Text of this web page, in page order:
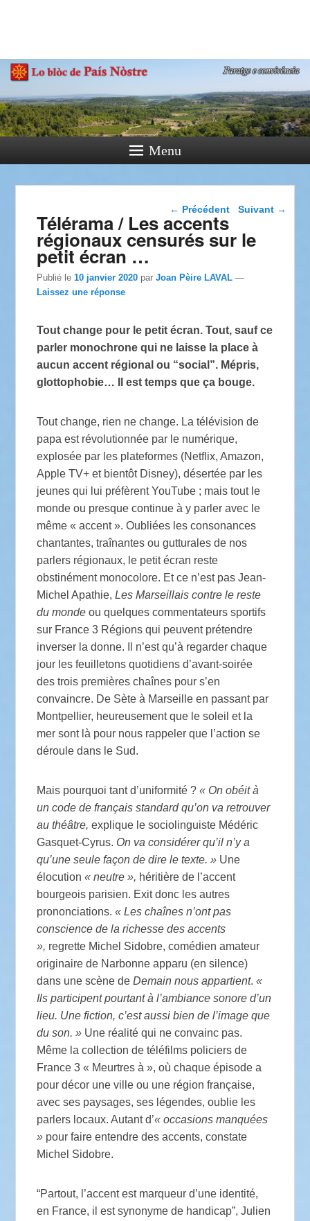
Paratge e Convivència
Menu
Navigation dans les
← Précédent Suivant →
Télérama / Les accents
régionaux censurés sur le
petit écran …
Publié le10 janvier 2020 parJoan Pèire LAVAL —
Laissez une réponse
Tout change pour le petit écran. Tout, sauf ce
parler monochrone qui ne laisse la place à
aucun accent régional ou “social”. Mépris,
glottophobie… Il est temps que ça bouge.
Tout change, rien ne change. La télévision de
papa est révolutionnée par le numérique,
explosée par les plateformes (Netflix, Amazon,
Apple TV+ et bientôt Disney), désertée par les
jeunes qui lui préfèrent YouTube ; mais tout le
monde ou presque continue à y parler avec le
même « accent ». Oubliées les consonances
chantantes, traînantes ou gutturales de nos
parlers régionaux, le petit écran reste
obstinément monocolore. Et ce n’est pas Jean-
Michel Apathie,Les Marseillais contre le reste
du monde ou quelques commentateurs sportifs
sur France 3 Régions qui peuvent prétendre
inverser la donne. Il n’est qu’à regarder chaque
jour les feuilletons quotidiens d’avant-soirée
des trois premières chaînes pour s’en
convaincre. De Sète à Marseille en passant par
Montpellier, heureusement que le soleil et la
mer sont là pour nous rappeler que l’action se
déroule dans le Sud.
Mais pourquoi tant d’uniformité ?« On obéit à
un code de français standard qu’on va retrouver
au théâtre, explique le sociolinguiste Médéric
Gasquet-Cyrus. On va considérer qu’il n’y a
qu’une seule façon de dire le texte. » Une
élocution« neutre », héritière de l’accent
bourgeois parisien. Exit donc les autres
prononciations.« Les chaînes n’ont pas
conscience de la richesse des accents
», regrette Michel Sidobre, comédien amateur
originaire de Narbonne apparu (en silence)
dans une scène deDemain nous appartient.«
Ils participent pourtant à l’ambiance sonore d’un
lieu. Une fiction, c’est aussi bien de l’image que
du son. » Une réalité qui ne convainc pas.
Même la collection de téléfilms policiers de
France 3 « Meurtres à », où chaque épisode a
pour décor une ville ou une région française,
avec ses paysages, ses légendes, oublie les
parlers locaux. Autant d’« occasions manquées
» pour faire entendre des accents, constate
Michel Sidobre.
“Partout, l’accent est marqueur d’une identité,
en France, il est synonyme de handicap”, Julien